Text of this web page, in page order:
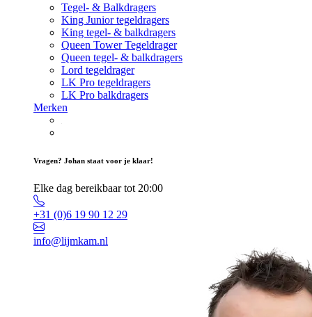
Tegel- & Balkdragers
King Junior tegeldragers
King tegel- & balkdragers
Queen Tower Tegeldrager
Queen tegel- & balkdragers
Lord tegeldrager
LK Pro tegeldragers
LK Pro balkdragers
Merken
Vragen? Johan staat voor je klaar!
Elke dag bereikbaar tot 20:00
+31 (0)6 19 90 12 29
info@lijmkam.nl